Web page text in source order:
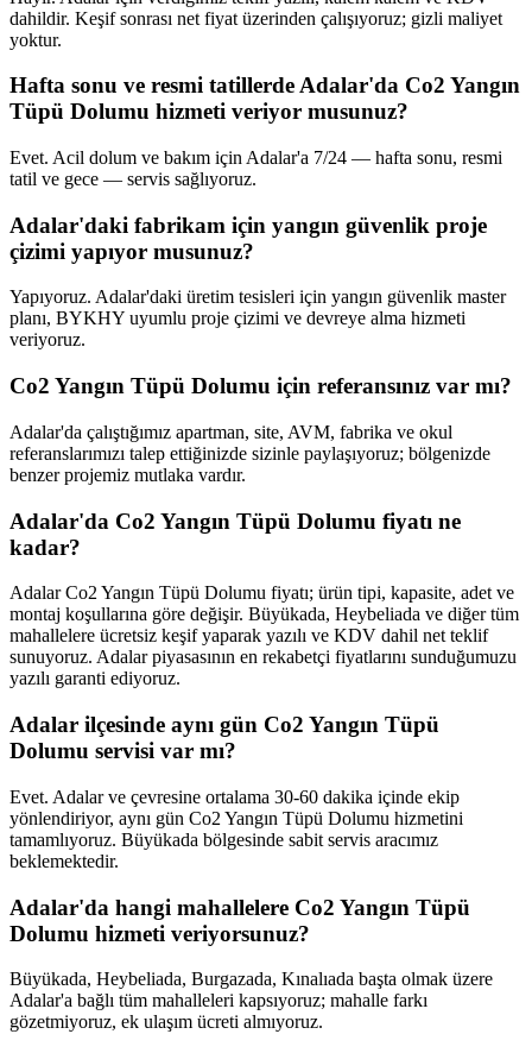
dahildir. Keşif sonrası net fiyat üzerinden çalışıyoruz; gizli maliyet
yoktur.
Hafta sonu ve resmi tatillerde Adalar'da Co2 Yangın
Tüpü Dolumu hizmeti veriyor musunuz?
Evet. Acil dolum ve bakım için Adalar'a 7/24 — hafta sonu, resmi
tatil ve gece — servis sağlıyoruz.
Adalar'daki fabrikam için yangın güvenlik proje
çizimi yapıyor musunuz?
Yapıyoruz. Adalar'daki üretim tesisleri için yangın güvenlik master
planı, BYKHY uyumlu proje çizimi ve devreye alma hizmeti
veriyoruz.
Co2 Yangın Tüpü Dolumu için referansınız var mı?
Adalar'da çalıştığımız apartman, site, AVM, fabrika ve okul
referanslarımızı talep ettiğinizde sizinle paylaşıyoruz; bölgenizde
benzer projemiz mutlaka vardır.
Adalar'da Co2 Yangın Tüpü Dolumu fiyatı ne
kadar?
Adalar Co2 Yangın Tüpü Dolumu fiyatı; ürün tipi, kapasite, adet ve
montaj koşullarına göre değişir. Büyükada, Heybeliada ve diğer tüm
mahallelere ücretsiz keşif yaparak yazılı ve KDV dahil net teklif
sunuyoruz. Adalar piyasasının en rekabetçi fiyatlarını sunduğumuzu
yazılı garanti ediyoruz.
Adalar ilçesinde aynı gün Co2 Yangın Tüpü
Dolumu servisi var mı?
Evet. Adalar ve çevresine ortalama 30-60 dakika içinde ekip
yönlendiriyor, aynı gün Co2 Yangın Tüpü Dolumu hizmetini
tamamlıyoruz. Büyükada bölgesinde sabit servis aracımız
beklemektedir.
Adalar'da hangi mahallelere Co2 Yangın Tüpü
Dolumu hizmeti veriyorsunuz?
Büyükada, Heybeliada, Burgazada, Kınalıada başta olmak üzere
Adalar'a bağlı tüm mahalleleri kapsıyoruz; mahalle farkı
gözetmiyoruz, ek ulaşım ücreti almıyoruz.